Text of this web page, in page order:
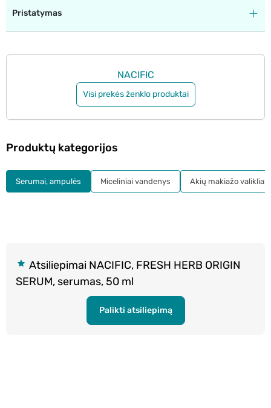
Pristatymas
NACIFIC
Visi prekės ženklo produktai
Atsiliepimai NACIFIC, FRESH HERB ORIGIN
SERUM, serumas, 50 ml
Palikti atsiliepimą
Produktų kategorijos
Serumai, ampulės Miceliniai vandenys Akių makiažo valikliai